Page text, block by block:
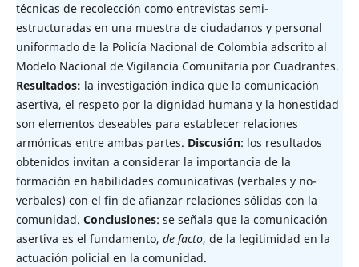
técnicas de recolección como entrevistas semi-
estructuradas en una muestra de ciudadanos y personal
uniformado de la Policía Nacional de Colombia adscrito al
Modelo Nacional de Vigilancia Comunitaria por Cuadrantes.
Resultados: la investigación indica que la comunicación
asertiva, el respeto por la dignidad humana y la honestidad
son elementos deseables para establecer relaciones
armónicas entre ambas partes. Discusión: los resultados
obtenidos invitan a considerar la importancia de la
formación en habilidades comunicativas (verbales y no-
verbales) con el fin de afianzar relaciones sólidas con la
comunidad. Conclusiones: se señala que la comunicación
asertiva es el fundamento, de facto, de la legitimidad en la
actuación policial en la comunidad.